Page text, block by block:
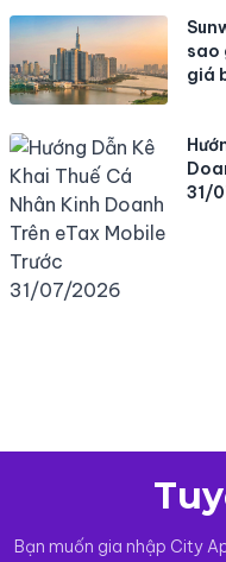
sao
giá
31/
Bạn muốn gia nhập City